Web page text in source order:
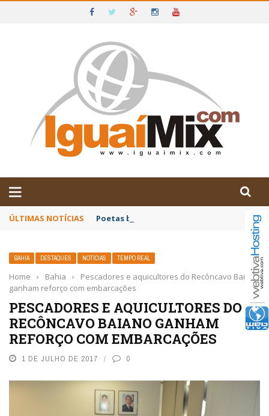
IGUAÍ E SUDOESTE DA BAHIA
ÚLTIMAS NOTÍCIAS Poetas baianos representam o Brasil no
BAHIA DESTAQUES NOTÍCIAS TEMPO REAL
Home › Bahia ›
Pescadores e aquicultores do Recôncavo Baiano
ganham reforço com embarcações
PESCADORES E AQUICULTORES DO
RECÔNCAVO BAIANO GANHAM
REFORÇO COM EMBARCAÇÕES
1 DE JULHO DE 2017 0